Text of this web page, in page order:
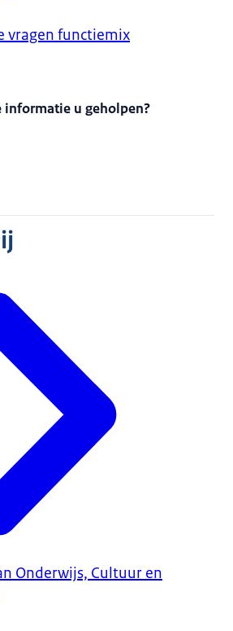
vragen functiemix
informatie u geholpen?
Onderwijs, Cultuur en